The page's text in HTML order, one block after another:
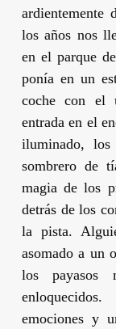
ardientemente
los años nos
en el parque
ponía en un
coche con el
entrada en el
iluminado, los
sombrero de
magia de los
detrás de los
la pista.
asomado a un
los payasos
emociones y